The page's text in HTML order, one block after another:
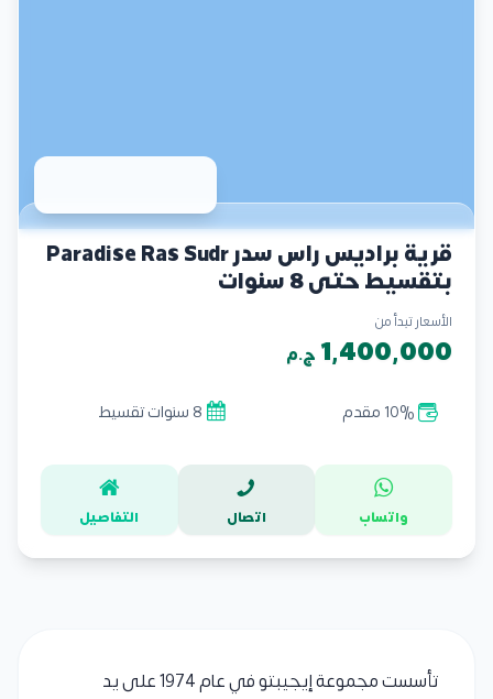
قرية براديس راس سدر Paradise Ras Sudr
بتقسيط حتي 8 سنوات
الأسعار تبدأ من
1,400,000 ج.م
10% مقدم 8 سنوات تقسيط
واتساب اتصال التفاصيل
تأسست مجموعة إيجيبتو في عام 1974 على يد